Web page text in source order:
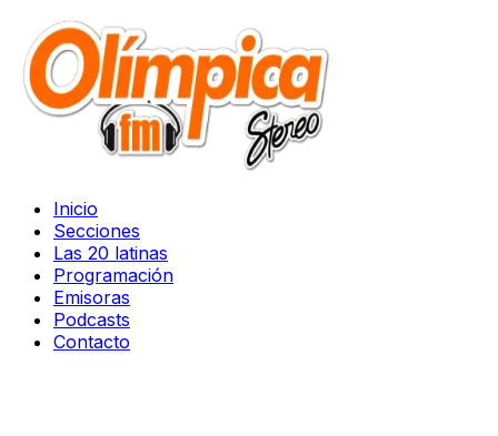
Inicio
Secciones
Las 20 latinas
Programación
Emisoras
Podcasts
Contacto